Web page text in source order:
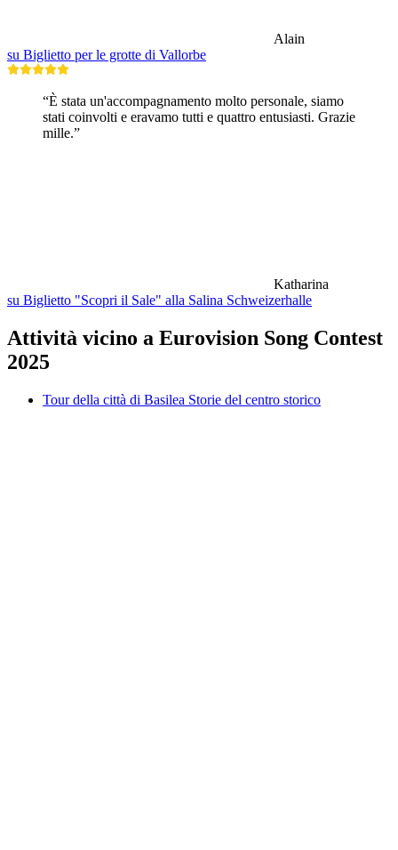
Alain
su Biglietto per le grotte di Vallorbe
“È stata un'accompagnamento molto personale, siamo
stati coinvolti e eravamo tutti e quattro entusiasti. Grazie
mille.”
Katharina
su Biglietto "Scopri il Sale" alla Salina Schweizerhalle
Attività vicino a Eurovision Song Contest
2025
Tour della città di Basilea Storie del centro storico